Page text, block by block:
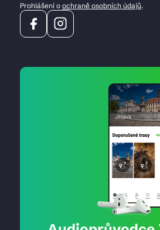
Prohlášení o ochraně osobních údajů.